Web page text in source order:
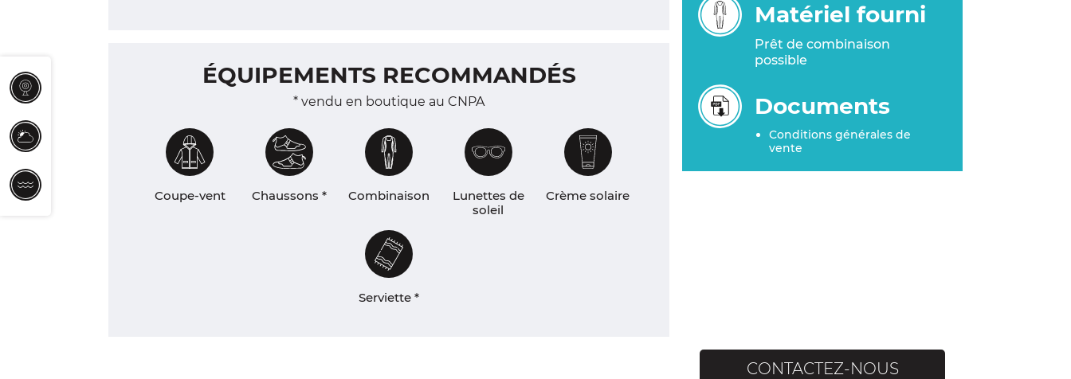
Matériel fourni
Prêt de combinaison
possible
Documents
Conditions générales de
vente
ÉQUIPEMENTS RECOMMANDÉS
* vendu en boutique au CNPA
Coupe-vent Chaussons * Combinaison
Lunettes de
soleil
Crème solaire
Serviette *
CONTACTEZ-NOUS